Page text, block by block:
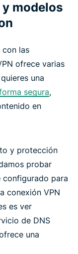
sin
y modelos
con las
ofrece varias
una
segura,
en
y protección
probar
configurado para
conexión VPN
es ver
de DNS
una